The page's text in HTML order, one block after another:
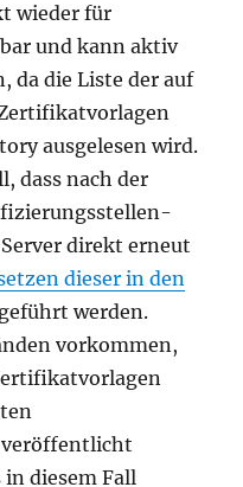
wieder für
und kann aktiv
da die Liste der auf
ausgelesen wird.
dass nach der
direkt erneut
dieser in den
werden.
vorkommen,
in diesem Fall